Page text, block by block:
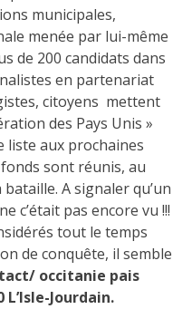
municipales,
menée par lui-même
de 200 candidats dans
en partenariat
citoyens mettent
des Pays Unis »
aux prochaines
sont réunis, au
A signaler qu’un
c’était pas encore vu !!!
tout le temps
de conquête, il semble
occitanie pais
L’Isle-Jourdain.